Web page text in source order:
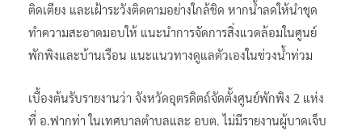
ติดเตียง และเฝ้าระวังติดตามอย่างใกล้ชิด หากน้ำลดให้นำชุด
ทำความสะอาดมอบให้ แนะนำการจัดการสิ่งแวดล้อมในศูนย์
พักพิงและบ้านเรือน แนะแนวทางดูแลตัวเองในช่วงน้ำท่วม
เบื้องต้นรับรายงานว่า จังหวัดอุตรดิตถ์จัดตั้งศูนย์พักพิง 2 แห่ง
ที่​ อ.ฟากท่า ในเทศบาลตำบลและ อบต. ไม่มีรายงานผู้บาดเจ็บ